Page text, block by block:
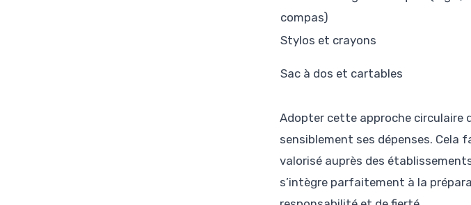
compas)
Stylos et crayons
Sac à dos et cartables
Adopter cette approche circulaire
sensiblement ses dépenses. Cela
valorisé auprès des
s’intègre parfaitement à la